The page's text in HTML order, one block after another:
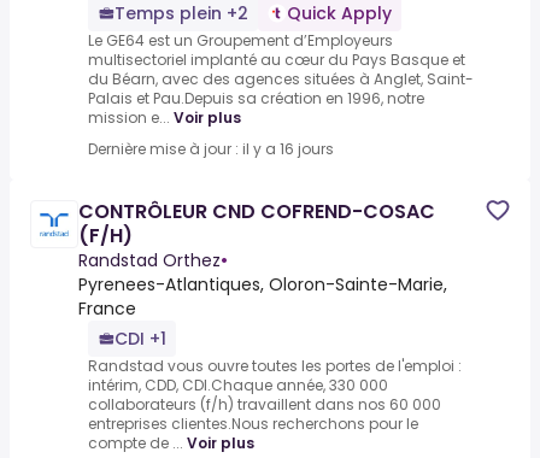
Temps plein +2
Quick Apply
Le GE64 est un Groupement d’Employeurs
multisectoriel implanté au cœur du Pays Basque et
du Béarn, avec des agences situées à Anglet, Saint-
Palais et Pau.Depuis sa création en 1996, notre
mission e... Voir plus
Dernière mise à jour : il y a 16 jours
CONTRÔLEUR CND COFREND-COSAC
(F/H)
Randstad Orthez•
Pyrenees-Atlantiques, Oloron-Sainte-Marie,
France
CDI +1
Randstad vous ouvre toutes les portes de l'emploi :
intérim, CDD, CDI.Chaque année, 330 000
collaborateurs (f/h) travaillent dans nos 60 000
entreprises clientes.Nous recherchons pour le
compte de ... Voir plus